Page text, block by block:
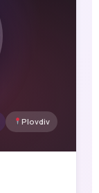
Plovdiv